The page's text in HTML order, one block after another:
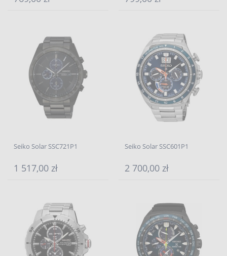
Seiko Solar SSC721P1
1 517,00 zł
Seiko Solar SSC601P1
2 700,00 zł